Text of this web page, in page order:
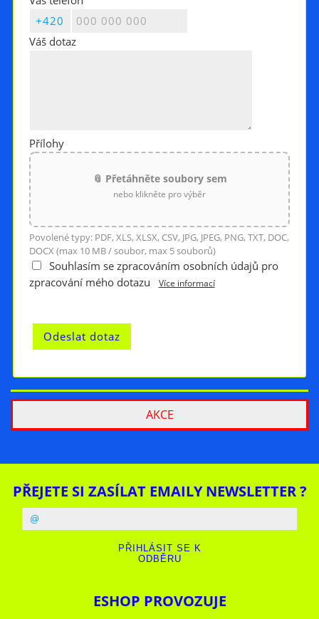
Váš dotaz
Přílohy
📎 Přetáhněte soubory sem
nebo klikněte pro výběr
Povolené typy: PDF, XLS, XLSX, CSV, JPG, JPEG, PNG, TXT, DOC,
DOCX (max 10 MB / soubor, max 5 souborů)
Souhlasím se zpracováním osobních údajů pro
zpracování mého dotazu
Více informací
AKCE
PŘEJETE SI ZASÍLAT EMAILY NEWSLETTER ?
ESHOP PROVOZUJE